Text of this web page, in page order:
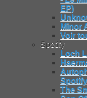
EP)
Minor
Voir
Spotify
Loch
Spotify
The